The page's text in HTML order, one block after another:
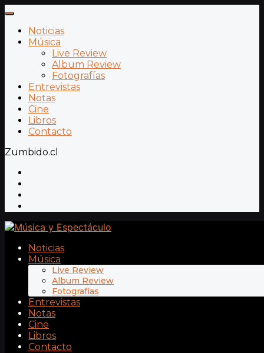
Noticias
Música
Live Review
Album Review
Fotografías
Entrevistas
Notas
Cine
Libros
Contacto
Zumbido.cl
Noticias
Música
Live Review
Album Review
Fotografías
Entrevistas
Notas
Cine
Libros
Contacto